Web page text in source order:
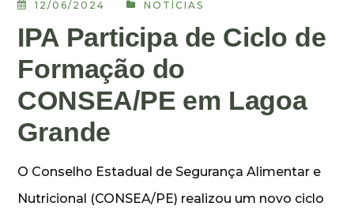
12/06/2024
NOTÍCIAS
IPA Participa de Ciclo de
Formação do
CONSEA/PE em Lagoa
Grande
O Conselho Estadual de Segurança Alimentar e
Nutricional (CONSEA/PE) realizou um novo ciclo